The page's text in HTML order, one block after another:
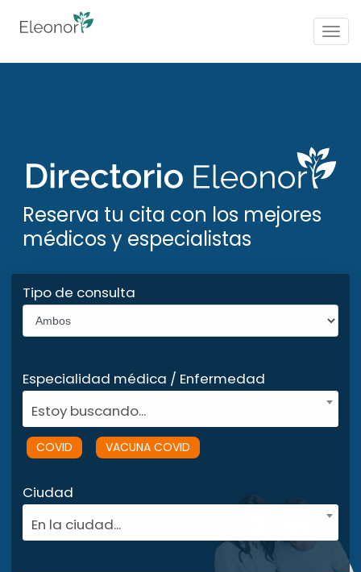
Reserva tu cita con los mejores
médicos y especialistas
Tipo de consulta
Especialidad médica / Enfermedad
Estoy buscando...
COVID VACUNA COVID
Ciudad
En la ciudad...